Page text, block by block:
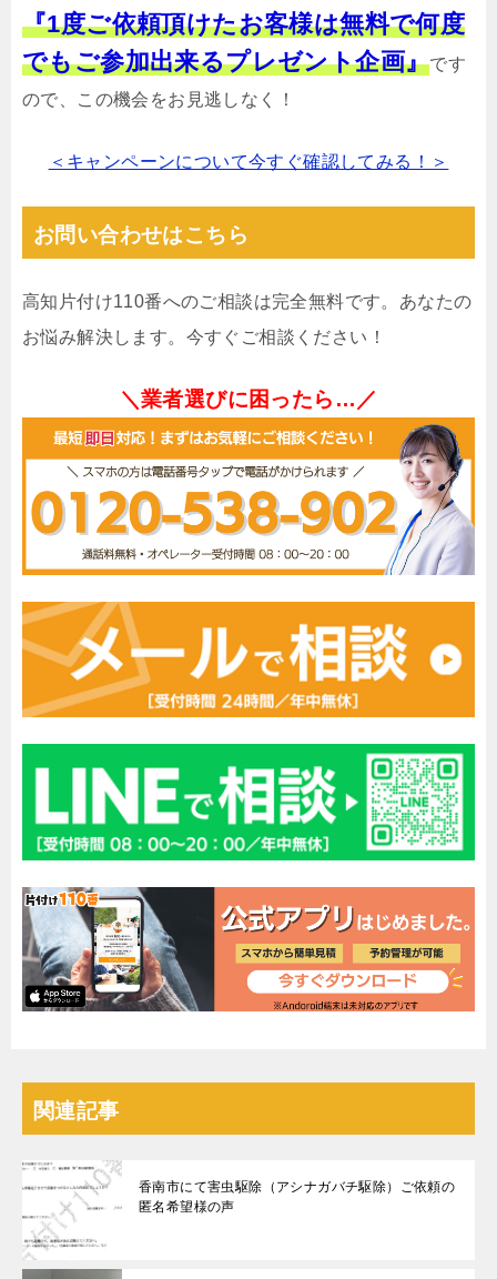
『1度ご依頼頂けたお客様は無料で何度
でもご参加出来るプレゼント企画』です
ので、この機会をお見逃しなく！
＜キャンペーンについて今すぐ確認してみる！＞
お問い合わせはこちら
高知片付け110番へのご相談は完全無料です。あなたの
お悩み解決します。今すぐご相談ください！
＼業者選びに困ったら…／
関連記事
香南市にて害虫駆除（アシナガバチ駆除）ご依頼の
匿名希望様の声